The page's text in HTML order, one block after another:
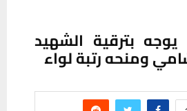
يوجه بترقية الشهيد
ومنحه رتبة لواء